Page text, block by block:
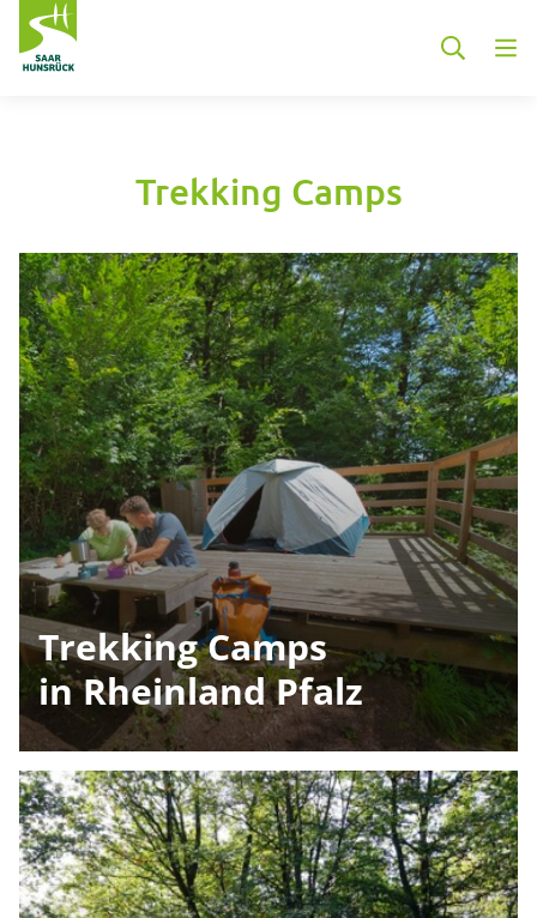
Trekking Camps
Container
Trekking Camps
in Rheinland Pfalz